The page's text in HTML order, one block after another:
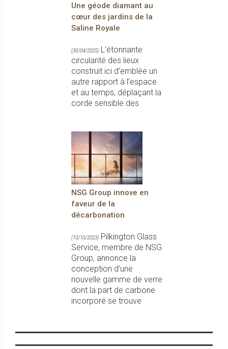
Une géode diamant au
cœur des jardins de la
Saline Royale
(30/04/2025) L’étonnante
circularité des lieux
construit ici d’emblée un
autre rapport à l’espace
et au temps, déplaçant la
corde sensible des
NSG Group innove en
faveur de la
décarbonation
(10/10/2023) Pilkington Glass
Service, membre de NSG
Group, annonce la
conception d’une
nouvelle gamme de verre
dont la part de carbone
incorporé se trouve